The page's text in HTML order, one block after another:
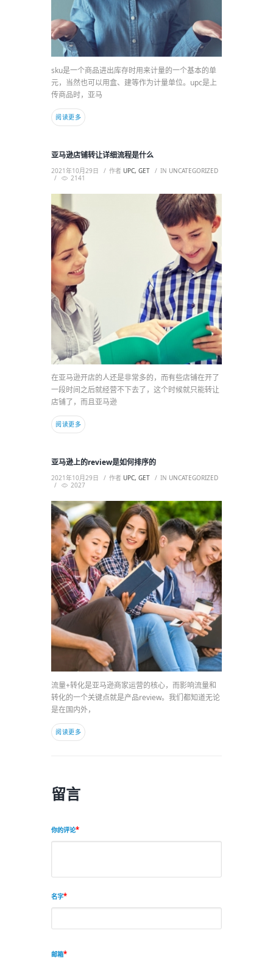
sku是一个商品进出库存时用来计量的一个基本的单
元，当然也可以用盒、建等作为计量单位。upc是上
传商品时，亚马
阅读更多
亚马逊店铺转让详细流程是什么
2021年10月29日 作者 UPC, GET IN UNCATEGORIZED
2141
在亚马逊开店的人还是非常多的，而有些店铺在开了
一段时间之后就经营不下去了，这个时候就只能转让
店铺了，而且亚马逊
阅读更多
亚马逊上的review是如何排序的
2021年10月29日 作者 UPC, GET IN UNCATEGORIZED
2027
流量+转化是亚马逊商家运营的核心，而影响流量和
转化的一个关键点就是产品review。我们都知道无论
是在国内外，
阅读更多
留言
你的评论
名字
邮箱